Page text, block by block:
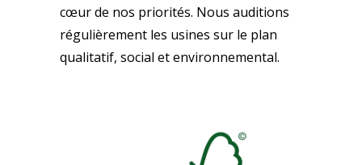
cœur de nos priorités. Nous auditions
régulièrement les usines sur le plan
qualitatif, social et environnemental.